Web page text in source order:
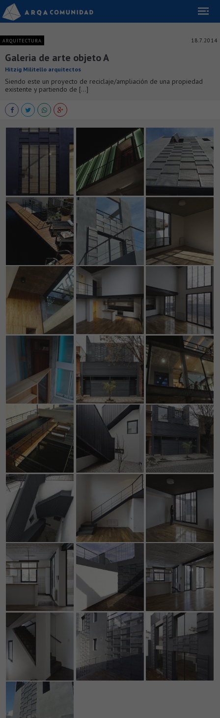
ARQUITECTURA 18.7.2014
Galeria de arte objeto A
Hitzig Militello arquitectos
Siendo este un proyecto de reciclaje/ampliación de una propiedad
existente y partiendo de [...]